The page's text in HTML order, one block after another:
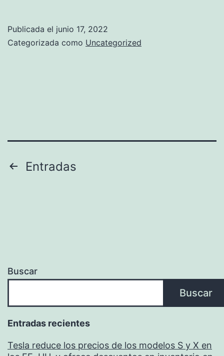
Publicada el junio 17, 2022
Categorizada como Uncategorized
Paginación
Entradas
Buscar
Buscar
Entradas recientes
Tesla reduce los precios de los modelos S y X en